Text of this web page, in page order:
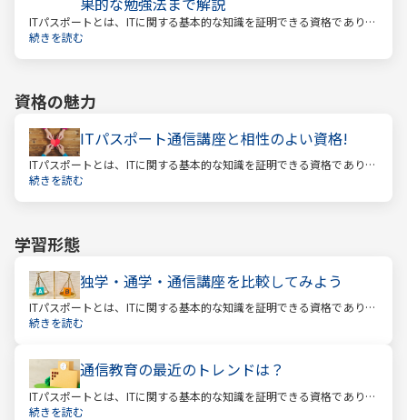
ITパスポートとは、ITに関する基本的な知識を証明できる資格であり、
経済産業省認定の国家試験です。 ITと聞くと、専門的な知識を問われ
続きを読む
資格の魅力
ITパスポート通信講座と相性のよい資格!
ITパスポートとは、ITに関する基本的な知識を証明できる資格であり、
経済産業省認定の国家試験です。 ITと聞くと、専門的な知識を問われ
続きを読む
学習形態
独学・通学・通信講座を比較してみよう
ITパスポートとは、ITに関する基本的な知識を証明できる資格であり、
経済産業省認定の国家試験です。 ITと聞くと、専門的な知識を問われ
続きを読む
通信教育の最近のトレンドは？
ITパスポートとは、ITに関する基本的な知識を証明できる資格であり、
経済産業省認定の国家試験です。 ITと聞くと、専門的な知識を問われ
続きを読む